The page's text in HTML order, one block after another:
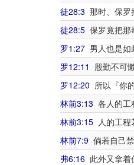
徒28:3 那时、保罗
徒28:5 保罗竟把那
罗1:27 男人也是
罗12:11 殷勤不可
罗12:20 所以『你
林前3:13 各人的工
林前3:15 人的工
林前7:9 倘若自己
弗6:16 此外又拿